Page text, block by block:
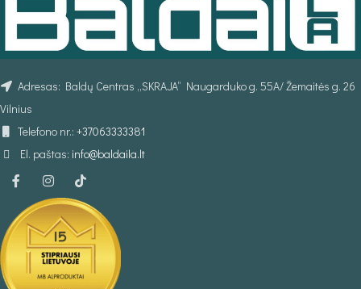
Adresas: Baldų Centras „SKRAJA“ Naugarduko g. 55A/ Žemaitės g. 26
Vilnius
Telefono nr.: +37063333381
El. paštas: info@baldaila.lt